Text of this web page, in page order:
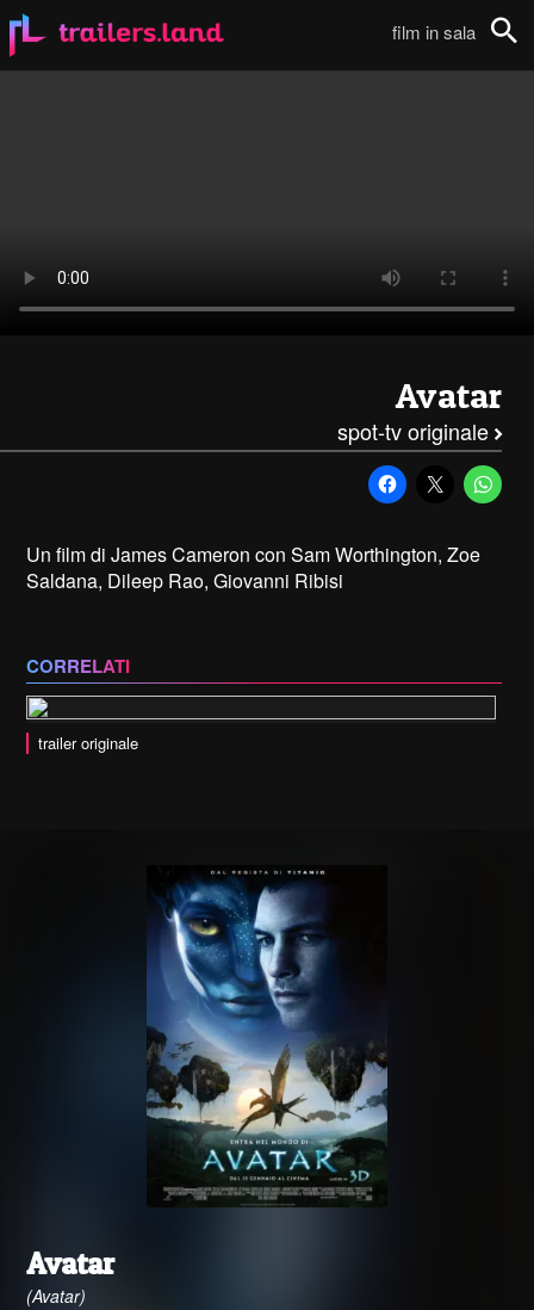
film in sala
Avatar
spot-tv originale
Un film di James Cameron con Sam Worthington, Zoe
Saldana, Dileep Rao, Giovanni Ribisi
CORRELATI
trailer originale
Avatar
(Avatar)